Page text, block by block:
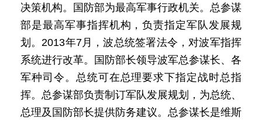
决策机构。国防部为最高军事行政机关。总参谋
部是最高军事指挥机构，负责指定军队发展规
划。2013年7月，波总统签署法令，对波军指挥
系统进行改革。国防部长领导波军总参谋长、各
军种司令。总统可在总理要求下指定战时总指
挥。总参谋部负责制订军队发展规划，为总统、
总理及国防部长提供防务建议。总参谋长是维斯